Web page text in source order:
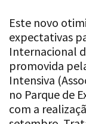
Este novo
expectativas
Internacional
promovida
Intensiva
no Parque de
com a